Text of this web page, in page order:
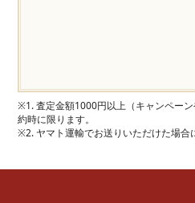
※1. 査定金額1000円以上（キャンペー
約時に限ります。
※2. ヤマト運輸でお送りいただけた場合